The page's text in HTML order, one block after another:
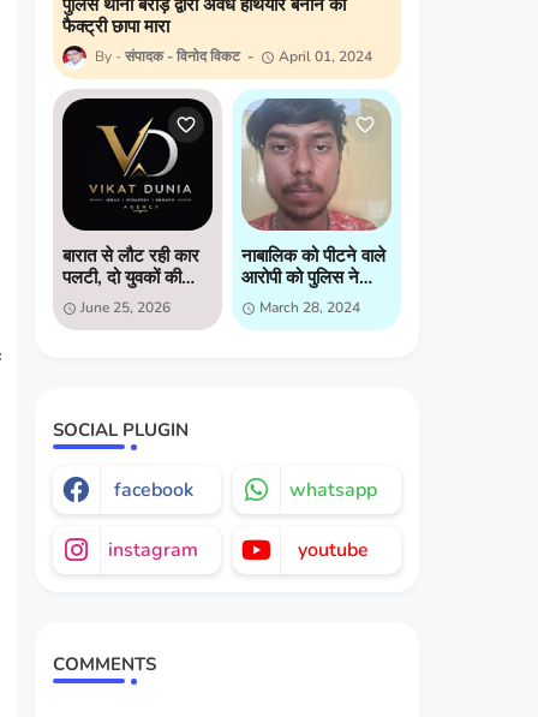
पुलिस थाना बैराड़ द्वारा अवैध हथियार बनाने की
फैक्ट्री छापा मारा
संपादक - विनोद विकट April 01, 2024
बारात से लौट रही कार
पलटी, दो युवकों की
मौत, दो गंभीर घायल
June 25, 2026
नाबालिक को पीटने वाले
आरोपी को पुलिस ने
किया गिरप्तार
March 28, 2024
SOCIAL PLUGIN
facebook whatsapp
instagram youtube
COMMENTS